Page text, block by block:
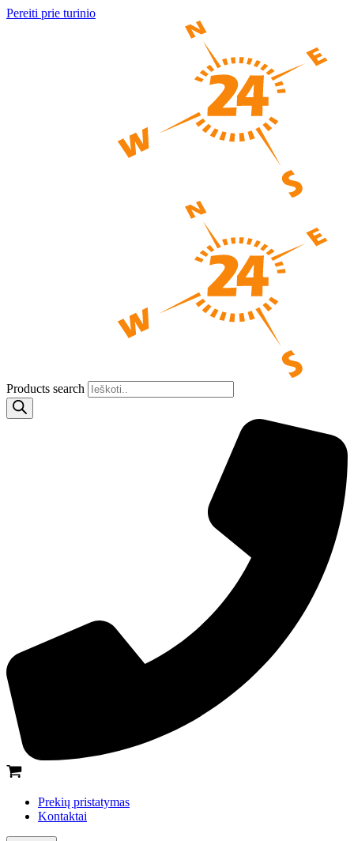
Pereiti prie turinio
Products search
Prekių pristatymas
Kontaktai